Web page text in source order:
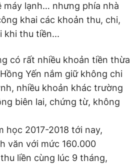
máy lạnh… nhưng phía nhà
khai các khoản thu, chi,
khi thu tiền...
có rất nhiều khoản tiền thừa
Yến nắm giữ không chi
nhiều khoản khác trường
biên lai, chứng từ, không
học 2017-2018 tới nay,
văn với mức 160.000
liền cùng lúc 9 tháng,